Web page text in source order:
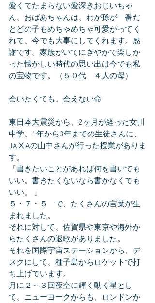
愛くてたまらない愛深きおじいちゃ
ん、おばあちゃんは、わが孫が一番だ
とどの子もめちゃめちゃ可愛がってく
れて、今でも大事にしてくれます。感
謝です。家族がいてにぎやかで楽しか
った懐かしい時代の思い出は今でも私
の宝物です。（５０代　４人の母）
会いたくても、会えない命
東日本大震災から、2ヶ月が経った女川
中学、1年から3年までの生徒さんに、
JAⅩAの山中さんが行った授業がありま
す。
「書きたいことがあれば何を書いても
いい。書きたくないなら書かなくても
いい。 」
５・７・５　で、たくさんの言葉が生
まれました。
それに対して、佐賀県や東京や海外か
らたくさんの返歌がありました。
それを国際宇宙ステーションから、デ
スクにして、種子島からロケットで打
ち上げています。
月に２～３回夜空に輝く動く星とし
て、ニューヨークからも、ロンドンか